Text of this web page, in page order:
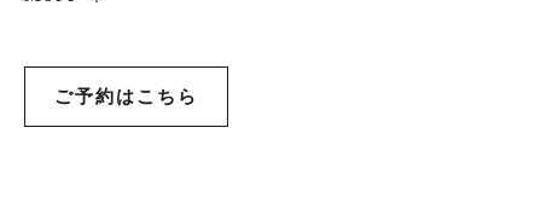
ご予約はこちら